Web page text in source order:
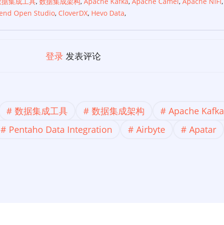
Open Studio, CloverDX, Hevo Data,
登录 发表评论
数据集成工具 数据集成架构 Apache Kafka
Pentaho Data Integration Airbyte Apatar